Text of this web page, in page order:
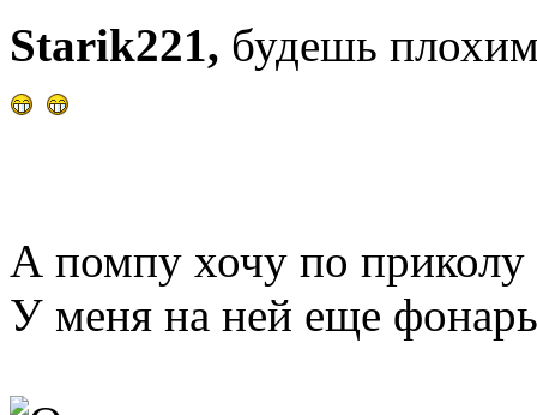
Starik221, будешь
А помпу хочу по
У меня на ней еще